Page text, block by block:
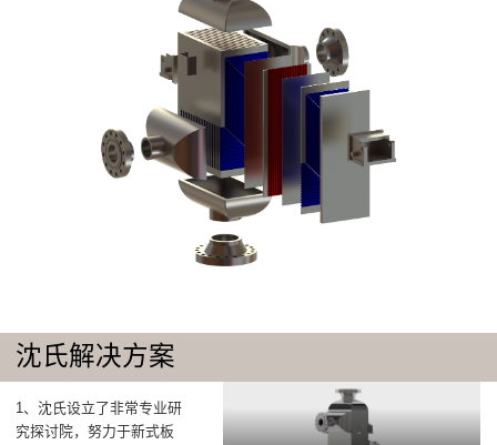
沈氏解决方案
1、沈氏设立了非常专业研
究探讨院，努力于新式板